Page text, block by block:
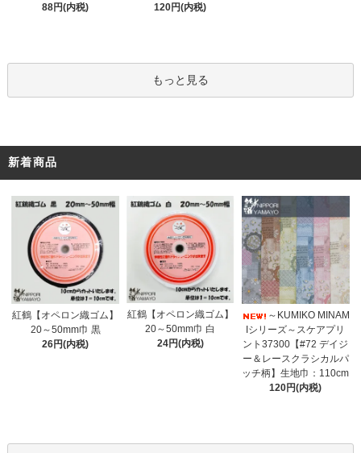
88円(内税)
120円(内税)
もっと見る
新着商品
紅鶴【オペロン織ゴム】
20～50mm巾 黒
26円(内税)
紅鶴【オペロン織ゴム】
20～50mm巾 白
24円(内税)
～KUMIKO MINAM
Iシリーズ～スケアプリ
ント37300【#72 デイジ
ー＆レースクラシカルパ
ッチ柄】生地巾：110cm
120円(内税)